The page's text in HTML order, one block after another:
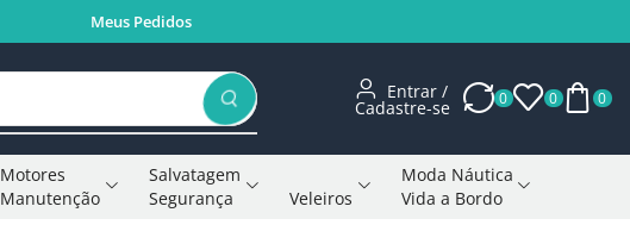
Meus Pedidos
Entrar /
Cadastre-se 0 0 0
Motores
Manutenção
Salvatagem
Segurança
Veleiros
Moda Náutica
Vida a Bordo